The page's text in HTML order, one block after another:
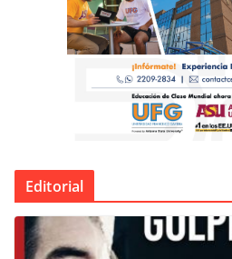
Editorial